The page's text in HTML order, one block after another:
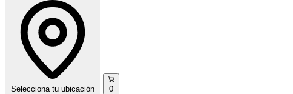
Selecciona tu ubicación 0